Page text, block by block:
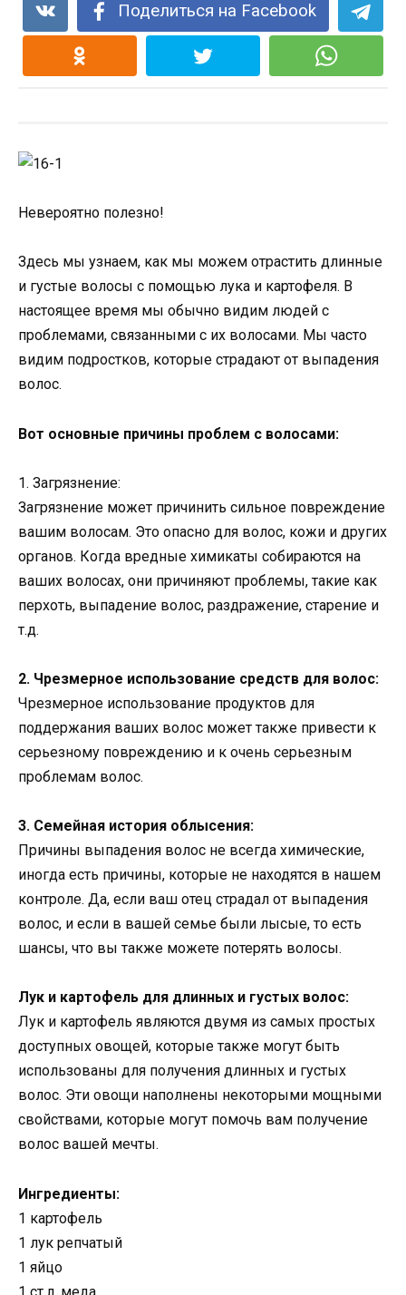
Поделиться на Facebook
Невероятно полезно!
Здесь мы узнаем, как мы можем отрастить длинные
и густые волосы с помощью лука и картофеля. В
настоящее время мы обычно видим людей с
проблемами, связанными с их волосами. Мы часто
видим подростков, которые страдают от выпадения
волос.
Вот основные причины проблем с волосами:
1. Загрязнение:
Загрязнение может причинить сильное повреждение
вашим волосам. Это опасно для волос, кожи и других
органов. Когда вредные химикаты собираются на
ваших волосах, они причиняют проблемы, такие как
перхоть, выпадение волос, раздражение, старение и
т.д.
2. Чрезмерное использование средств для волос:
Чрезмерное использование продуктов для
поддержания ваших волос может также привести к
серьезному повреждению и к очень серьезным
проблемам волос.
3. Семейная история облысения:
Причины выпадения волос не всегда химические,
иногда есть причины, которые не находятся в нашем
контроле. Да, если ваш отец страдал от выпадения
волос, и если в вашей семье были лысые, то есть
шансы, что вы также можете потерять волосы.
Лук и картофель для длинных и густых волос:
Лук и картофель являются двумя из самых простых
доступных овощей, которые также могут быть
использованы для получения длинных и густых
волос. Эти овощи наполнены некоторыми мощными
свойствами, которые могут помочь вам получение
волос вашей мечты.
Ингредиенты:
1 картофель
1 лук репчатый
1 яйцо
1 ст.л. меда